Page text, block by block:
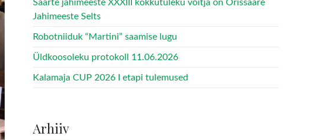
Saarte jahimeeste XXXIII kokkutuleku võitja on Orissaare
Jahimeeste Selts
Robotniiduk “Martini” saamise lugu
Üldkoosoleku protokoll 11.06.2026
Kalamaja CUP 2026 I etapi tulemused
Arhiiv